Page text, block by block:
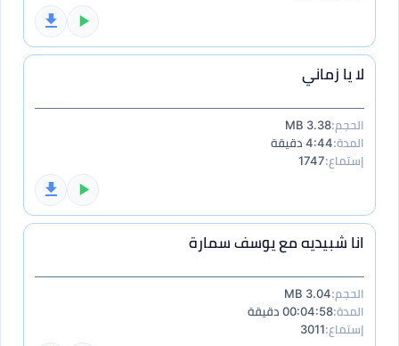
لا يا زماني
الحجم:3.38 MB
المدة:4:44 دقيقة
إستماع:1747
انا شبيديه مع يوسف سمارة
الحجم:3.04 MB
المدة:00:04:58 دقيقة
إستماع:3011